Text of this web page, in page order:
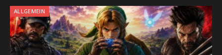
ALLGEMEIN